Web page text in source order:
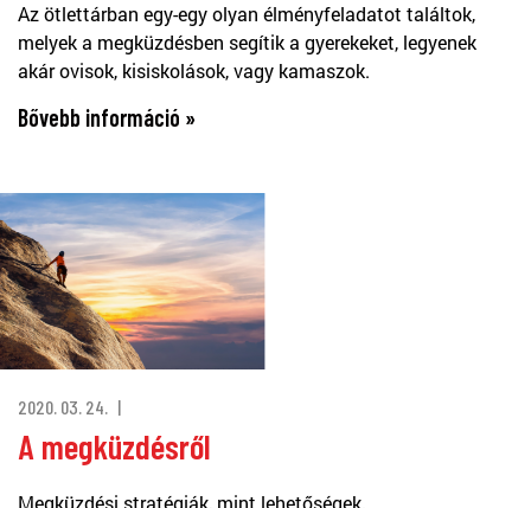
Az ötlettárban egy-egy olyan élményfeladatot találtok,
melyek a megküzdésben segítik a gyerekeket, legyenek
akár ovisok, kisiskolások, vagy kamaszok.
Bővebb információ »
2020. 03. 24.
A megküzdésről
Megküzdési stratégiák, mint lehetőségek.